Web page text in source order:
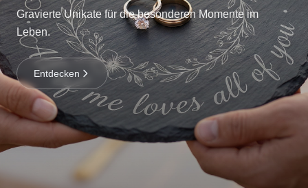
Gravierte Unikate für die besonderen Momente im
Leben.
Entdecken